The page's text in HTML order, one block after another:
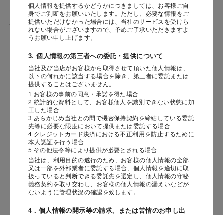
個人情報を提供するかどうかにつきましては、お客様ご自
身でご判断をお願いいたします。ただし、必要な情報をご
提供いただけなかった場合には、当社のサービスを受けら
れない場合がございますので、予めご了承いただきますよ
うお願い申し上げます。
3. 個人情報の第三者への委託・提供について
当社及び当店がお客様から取得させて頂いた個人情報は、
以下の何れかに該当する場合を除き、第三者に委託または
提供することはございません。
1 お客様の事前の同意・承諾を得た場合
2 統計的な資料として、お客様個人を識別できない状態に加
工した場合
3 あらかじめ当社との間で機密保持契約を締結している委託
先等に必要な限度において提供または委託する場合
4 クレジットカード決済における不正利用を防止するために
本人認証を行う場合
5 その他法令等により提供が必要とされる場合
当社は、利用目的の遂行のため、お客様の個人情報の全部
又は一部を外部業者に委託する場合、個人情報を適切に取
扱っていると判断できる委託先を選定し、個人情報の守秘
義務契約を取り交わし、お客様の個人情報の漏えいなどが
ないように管理状況の確認を致します。
4．個人情報の開示等の請求、または苦情のお申し出
生年月日
年
岳や末広がりを意味す
やつ時」という意味を込
。雄大な八ヶ岳山麓の自
れる、こだわりのスイー
海外 Overseas shops
Indonesia
Malaysia
Hong Kong
UAE
Thailand
Vietnam